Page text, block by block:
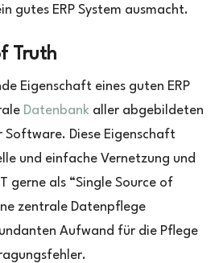
gutes ERP System ausmacht.
Truth
Eigenschaft eines guten ERP
Datenbank aller abgebildeten
Software. Diese Eigenschaft
und einfache Vernetzung und
gerne als “Single Source of
zentrale Datenpflege
Aufwand für die Pflege